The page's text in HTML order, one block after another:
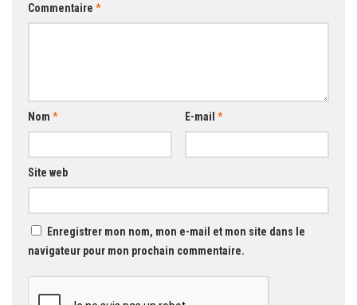
Commentaire *
Nom * E-mail *
Site web
Enregistrer mon nom, mon e-mail et mon site dans le
navigateur pour mon prochain commentaire.